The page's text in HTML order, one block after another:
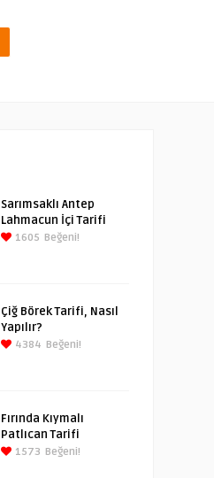
Sarımsaklı Antep
Lahmacun İçi Tarifi
1605 Beğeni!
Çiğ Börek Tarifi, Nasıl
Yapılır?
4384 Beğeni!
Fırında Kıymalı
Patlıcan Tarifi
1573 Beğeni!